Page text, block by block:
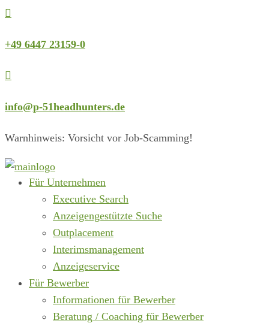

+49 6447 23159-0

info@p-51headhunters.de
Warnhinweis: Vorsicht vor Job-Scamming!
Für Unternehmen
Executive Search
Anzeigengestützte Suche
Outplacement
Interimsmanagement
Anzeigeservice
Für Bewerber
Informationen für Bewerber
Beratung / Coaching für Bewerber